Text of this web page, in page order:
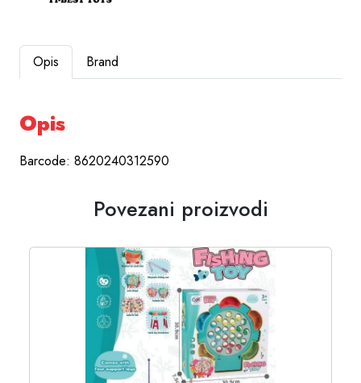
Opis Brand
Opis
Barcode: 8620240312590
Povezani proizvodi